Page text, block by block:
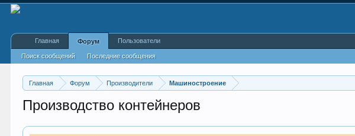
Главная Форум Производители Машиностроение
Производство контейнеров
Главная Форум
Поиск сообщений Последние сообщения
Пользователи